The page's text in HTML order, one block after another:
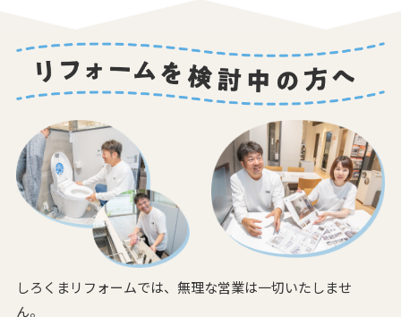
しろくまリフォームでは、無理な営業は一切いたしませ
ん。